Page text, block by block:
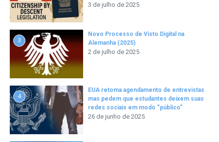
3 de julho de 2025
3
Novo Processo de Visto Digital na
Alemanha (2025)
2 de julho de 2025
4
EUA retoma agendamento de entrevistas
mas pedem que estudantes deixem suas
redes sociais em modo “público”
26 de junho de 2025